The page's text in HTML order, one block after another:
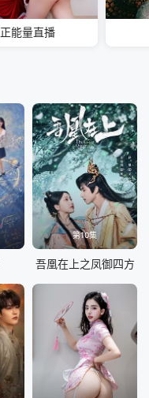
正能量直播
第10集
吾凰在上之凤御四方